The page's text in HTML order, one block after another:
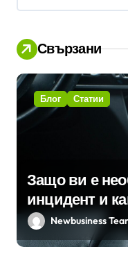
Свързани
Блог Статии
Защо ви е
инцидент и
правата си?
Newbusiness